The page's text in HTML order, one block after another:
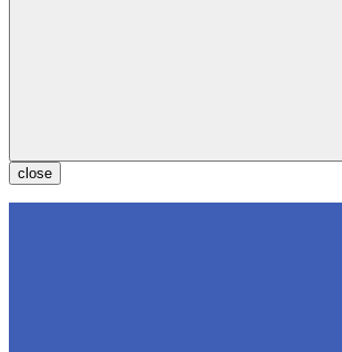
close